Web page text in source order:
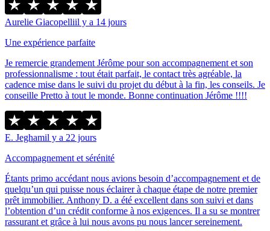
Aurelie Giacopelliil y a 14 jours
Une expérience parfaite
Je remercie grandement Jérôme pour son accompagnement et son
professionnalisme : tout était parfait, le contact très agréable, la
cadence mise dans le suivi du projet du début à la fin, les conseils. Je
conseille Pretto à tout le monde. Bonne continuation Jérôme !!!!
E. Jeghamil y a 22 jours
Accompagnement et sérénité
Étants primo accédant nous avions besoin d’accompagnement et de
quelqu’un qui puisse nous éclairer à chaque étape de notre premier
prêt immobilier. Anthony D. a été excellent dans son suivi et dans
l’obtention d’un crédit conforme à nos exigences. Il a su se montrer
rassurant et grâce à lui nous avons pu nous lancer sereinement.